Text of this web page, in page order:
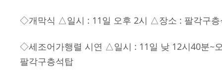
◇개막식 △일시 : 11일 오후 2시 △장소 : 팔각구층
◇세조어가행렬 시연 △일시 : 11일 낮 12시40분~
팔각구층석탑